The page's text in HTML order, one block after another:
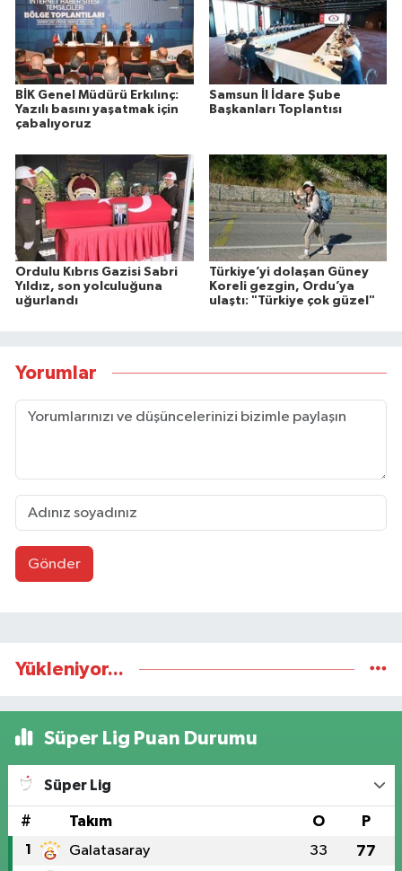
BİK Genel Müdürü Erkılınç:
Yazılı basını yaşatmak için
çabalıyoruz
Samsun İl İdare Şube
Başkanları Toplantısı
Ordulu Kıbrıs Gazisi Sabri
Yıldız, son yolculuğuna
uğurlandı
Türkiye’yi dolaşan Güney
Koreli gezgin, Ordu’ya
ulaştı: "Türkiye çok güzel"
Yorumlar
Gönder
Yükleniyor...
Süper Lig Puan Durumu
Süper Lig
# Takım O P
1 Galatasaray 33 77